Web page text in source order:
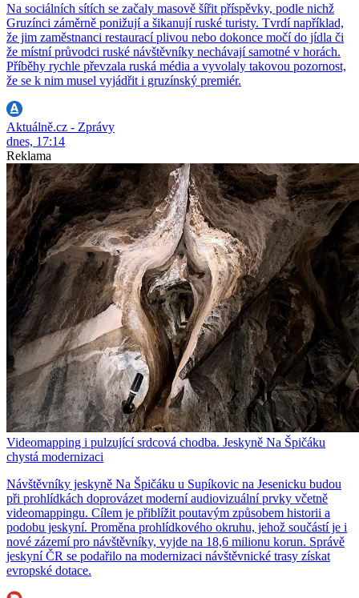
Na sociálních sítích se začaly masově šířit příspěvky, podle nichž
Gruzínci záměrně ponižují a šikanují ruské turisty. Tvrdí například,
že jim zaměstnanci restaurací plivou nebo dokonce močí do jídla či
že místní průvodci ruské návštěvníky nechávají samotné v horách.
Příběhy rychle převzala ruská média a vyvolaly takovou pozornost,
že se k nim musel vyjádřit i gruzínský premiér.
Aktuálně.cz - Zprávy
dnes, 17:14
Reklama
Videomapping i pulzující srdcová chodba. Jeskyně Na Špičáku
chystá modernizaci
Návštěvníky jeskyně Na Špičáku u Supíkovic na Jesenicku budou
při prohlídkách doprovázet moderní audiovizuální prvky včetně
videomappingu. Cílem je přiblížit poutavým způsobem historii a
podobu jeskyní. Proměna prohlídkového okruhu, jehož součástí je i
nové zázemí pro návštěvníky, vyjde na 18,6 milionu korun. Správě
jeskyní ČR se podařilo na modernizaci návštěvnické trasy získat
evropské dotace.